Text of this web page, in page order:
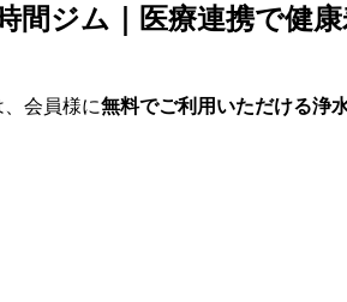
間ジム｜医療連携で健
会員様に無料でご利用いただける浄